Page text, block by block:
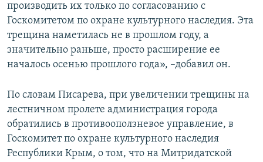
производить их только по согласованию с
Госкомитетом по охране культурного наследия. Эта
трещина наметилась не в прошлом году, а
значительно раньше, просто расширение ее
началось осенью прошлого года», –добавил он.
По словам Писарева, при увеличении трещины на
лестничном пролете администрация города
обратились в противооползневое управление, в
Госкомитет по охране культурного наследия
Республики Крым, о том, что на Митридатской